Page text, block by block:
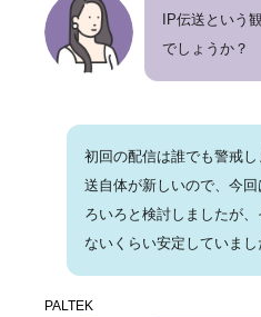
IP伝送という
でしょうか？
初回の配信は誰でも警戒
送自体が新しいので、今
ろいろと検討しましたが
ないくらい安定していまし
PALTEK